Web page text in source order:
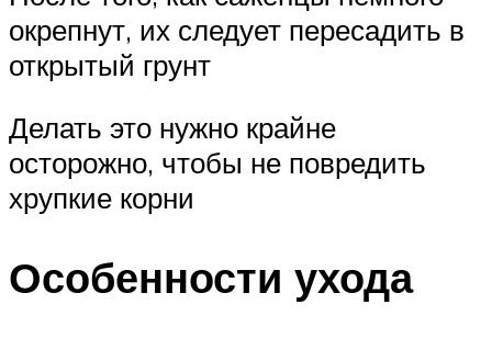
окрепнут, их следует пересадить в
открытый грунт
Делать это нужно крайне
осторожно, чтобы не повредить
хрупкие корни
Особенности ухода